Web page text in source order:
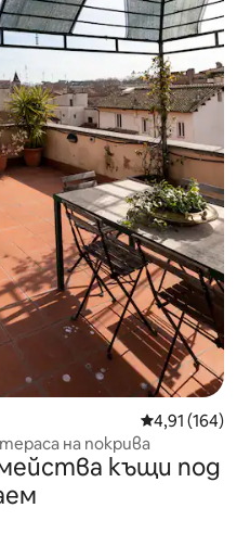
Средна
4,91 (164)
на покрива
къщи под